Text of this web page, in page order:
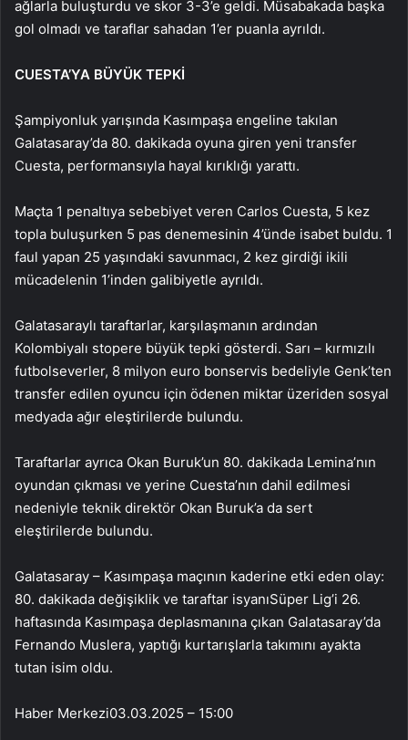
ağlarla buluşturdu ve skor 3-3’e geldi. Müsabakada başka
gol olmadı ve taraflar sahadan 1’er puanla ayrıldı.
CUESTA’YA BÜYÜK TEPKİ
Şampiyonluk yarışında Kasımpaşa engeline takılan
Galatasaray’da 80. dakikada oyuna giren yeni transfer
Cuesta, performansıyla hayal kırıklığı yarattı.
Maçta 1 penaltıya sebebiyet veren Carlos Cuesta, 5 kez
topla buluşurken 5 pas denemesinin 4’ünde isabet buldu. 1
faul yapan 25 yaşındaki savunmacı, 2 kez girdiği ikili
mücadelenin 1’inden galibiyetle ayrıldı.
Galatasaraylı taraftarlar, karşılaşmanın ardından
Kolombiyalı stopere büyük tepki gösterdi. Sarı – kırmızılı
futbolseverler, 8 milyon euro bonservis bedeliyle Genk’ten
transfer edilen oyuncu için ödenen miktar üzeriden sosyal
medyada ağır eleştirilerde bulundu.
Taraftarlar ayrıca Okan Buruk’un 80. dakikada Lemina’nın
oyundan çıkması ve yerine Cuesta’nın dahil edilmesi
nedeniyle teknik direktör Okan Buruk’a da sert
eleştirilerde bulundu.
Galatasaray – Kasımpaşa maçının kaderine etki eden olay:
80. dakikada değişiklik ve taraftar isyanıSüper Lig’i 26.
haftasında Kasımpaşa deplasmanına çıkan Galatasaray’da
Fernando Muslera, yaptığı kurtarışlarla takımını ayakta
tutan isim oldu.
Haber Merkezi03.03.2025 – 15:00